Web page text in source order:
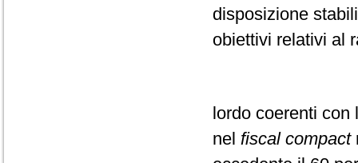
disposizione
obiettivi relativi al
lordo coerenti
nel fiscal compact